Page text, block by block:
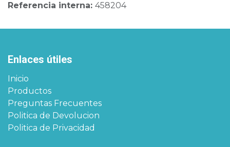
Referencia interna: 458204
Enlaces útiles
Inicio
Productos
Preguntas Frecuentes
Politica de Devolucion
Politica de Privacidad